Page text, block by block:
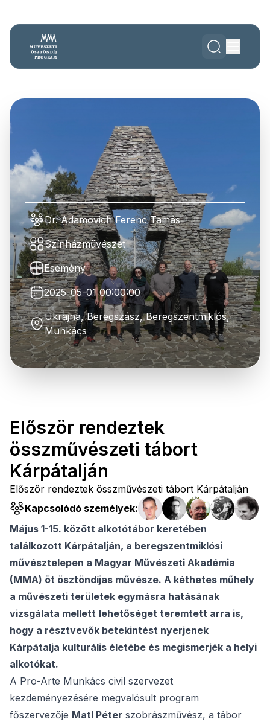
Dr. Adamovich Ferenc Tamás
Színházművészet
Esemény
2025-05-01 00:00:00
Ukrajna, Beregszász, Beregszentmiklós,
Munkács
Először rendeztek
összművészeti tábort
Kárpátalján
Először rendeztek összművészeti tábort Kárpátalján
Kapcsolódó személyek:
Május 1-15. között alkotótábor keretében
találkozott Kárpátalján, a beregszentmiklósi
művésztelepen a Magyar Művészeti Akadémia
(MMA) öt ösztöndíjas művésze. A kéthetes műhely
a művészeti területek egymásra hatásának
vizsgálata mellett lehetőséget teremtett arra is,
hogy a résztvevők betekintést nyerjenek
Kárpátalja kulturális életébe és megismerjék a helyi
alkotókat.
A Pro-Arte Munkács civil szervezet
kezdeményezésére megvalósult program
főszervezője Matl Péter szobrászművész, a tábor